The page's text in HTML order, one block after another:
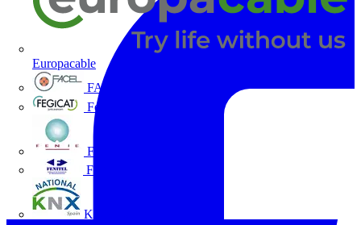
Europacable
FACEL
Fegicat
FENIE
FENITEL
KNX España